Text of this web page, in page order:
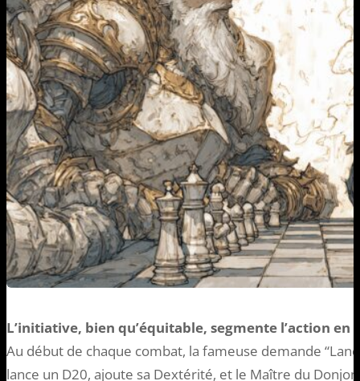
L’initiative, bien qu’équitable, segmente l’action
Au début de chaque combat, la fameuse demande
lance un D20, ajoute sa Dextérité, et le Maître du